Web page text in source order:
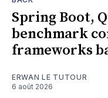
Spring Boot,
benchmark
frameworks
ERWAN LE TUTOUR
6 août 2026